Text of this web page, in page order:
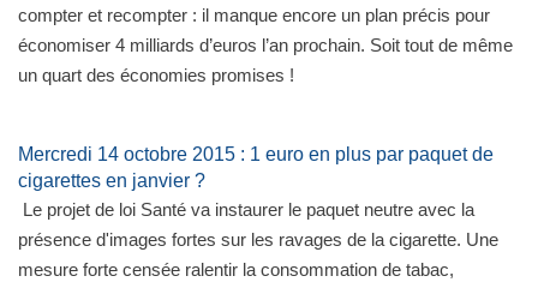
compter et recompter : il manque encore un plan précis pour
économiser 4 milliards d’euros l’an prochain. Soit tout de même
un quart des économies promises !
Mercredi 14 octobre 2015 : 1 euro en plus par paquet de
cigarettes en janvier ?
Le projet de loi Santé va instaurer le paquet neutre avec la
présence d'images fortes sur les ravages de la cigarette. Une
mesure forte censée ralentir la consommation de tabac,